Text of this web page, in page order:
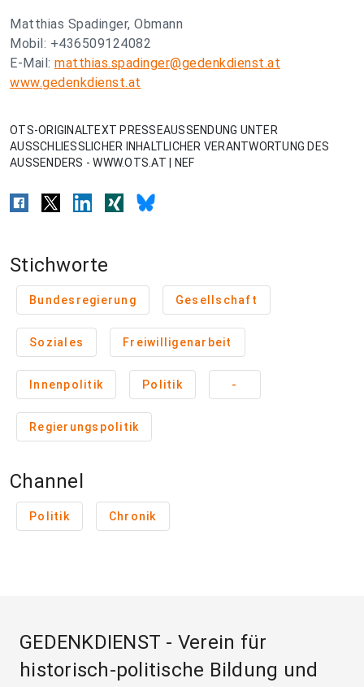
Matthias Spadinger, Obmann
Mobil: +436509124082
E-Mail: matthias.spadinger@gedenkdienst.at
www.gedenkdienst.at
OTS-ORIGINALTEXT PRESSEAUSSENDUNG UNTER
AUSSCHLIESSLICHER INHALTLICHER VERANTWORTUNG DES
AUSSENDERS - WWW.OTS.AT | NEF
Stichworte
Bundesregierung Gesellschaft
Soziales Freiwilligenarbeit
Innenpolitik Politik -
Regierungspolitik
Channel
Politik Chronik
GEDENKDIENST - Verein für
historisch-politische Bildung und